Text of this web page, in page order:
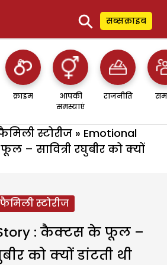
⚲ सब्सक्राइब
क्राइम
आपकी
समस्याएं
राजनीति
स्टोरीज » Emotional
– सावित्री रघुबीर को क्यों
फैमिली स्टोरीज
: कैक्टस के फूल –
को क्यों डांटती थी